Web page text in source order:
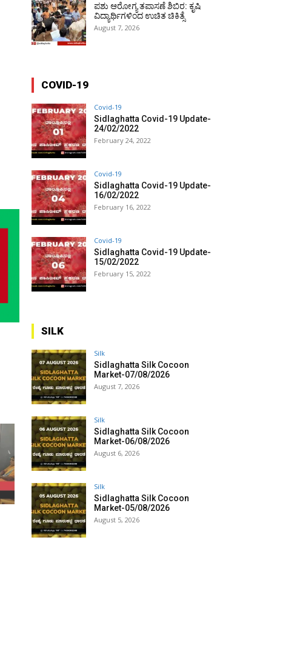
ಪಶು ಆರೋಗ್ಯ ತಪಾಸಣೆ ಶಿಬಿರ: ಕೃಷಿ
ವಿದ್ಯಾರ್ಥಿಗಳಿಂದ ಉಚಿತ ಚಿಕಿತ್ಸೆ
August 7, 2026
COVID-19
Covid-19
Sidlaghatta Covid-19 Update-
24/02/2022
February 24, 2022
Covid-19
Sidlaghatta Covid-19 Update-
16/02/2022
February 16, 2022
Covid-19
Sidlaghatta Covid-19 Update-
15/02/2022
February 15, 2022
SILK
Silk
Sidlaghatta Silk Cocoon
Market-07/08/2026
August 7, 2026
Silk
Sidlaghatta Silk Cocoon
Market-06/08/2026
August 6, 2026
Silk
Sidlaghatta Silk Cocoon
Market-05/08/2026
August 5, 2026